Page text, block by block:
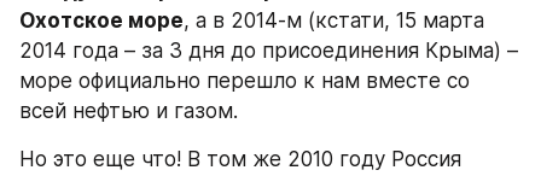
Охотское море, а в 2014-м (кстати, 15 марта
2014 года – за 3 дня до присоединения Крыма) –
море официально перешло к нам вместе со
всей нефтью и газом.
Но это еще что! В том же 2010 году Россия